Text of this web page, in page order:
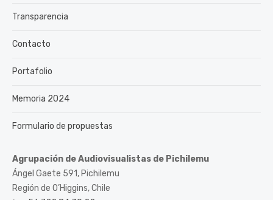
Transparencia
Contacto
Portafolio
Memoria 2024
Formulario de propuestas
Agrupación de Audiovisualistas de Pichilemu
Ángel Gaete 591, Pichilemu
Región de O’Higgins, Chile